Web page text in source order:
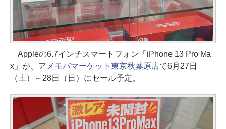
Appleの6.7インチスマートフォン「iPhone 13 Pro Ma
x」が、 アメモバマーケット東京秋葉原店で6月27日
（土）～28日（日）にセール予定。